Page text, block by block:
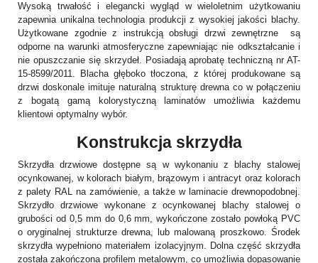
Wysoką trwałość i elegancki wygląd w wieloletnim użytkowaniu
zapewnia unikalna technologia produkcji z wysokiej jakości blachy.
Użytkowane zgodnie z instrukcją obsługi drzwi zewnętrzne są
odporne na warunki atmosferyczne zapewniając nie odkształcanie i
nie opuszczanie się skrzydeł. Posiadają aprobatę techniczną nr AT-
15-8599/2011. Blacha głęboko tłoczona, z której produkowane są
drzwi doskonale imituje naturalną strukturę drewna co w połączeniu
z bogatą gamą kolorystyczną laminatów umożliwia każdemu
klientowi optymalny wybór.
Konstrukcja skrzydła
Skrzydła drzwiowe dostępne są w wykonaniu z blachy stalowej
ocynkowanej, w kolorach białym, brązowym i antracyt oraz kolorach
z palety RAL na zamówienie, a także w laminacie drewnopodobnej.
Skrzydło drzwiowe wykonane z ocynkowanej blachy stalowej o
grubości od 0,5 mm do 0,6 mm, wykończone zostało powłoką PVC
o oryginalnej strukturze drewna, lub malowaną proszkowo. Środek
skrzydła wypełniono materiałem izolacyjnym. Dolna część skrzydła
została zakończona profilem metalowym, co umożliwia dopasowanie